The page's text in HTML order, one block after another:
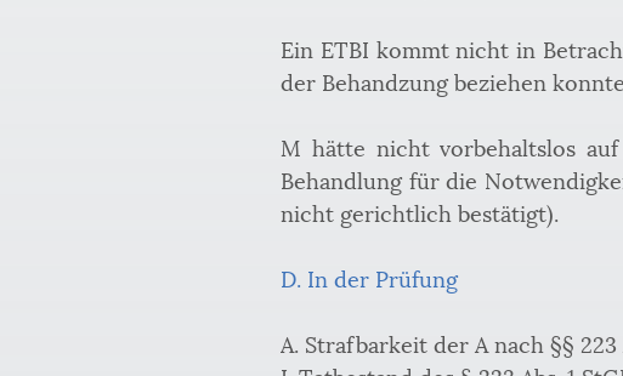
Ein ETBI kommt nicht in
der Behandzung beziehen
M hätte nicht vorbehaltslos
Behandlung für die
nicht gerichtlich bestätigt).
D. In der Prüfung
A. Strafbarkeit der A nach §§ 223